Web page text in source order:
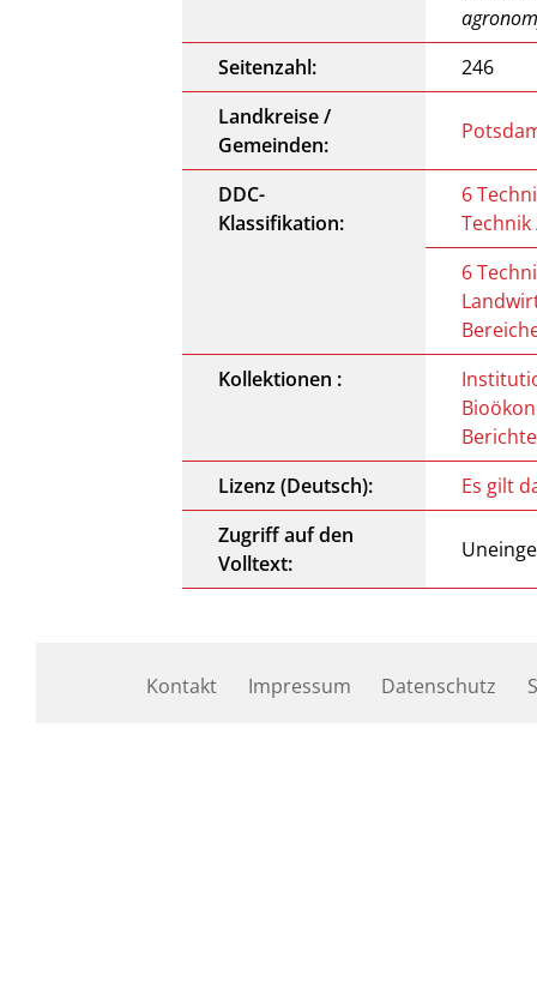
Seitenzahl:
246
Landkreise /
Gemeinden:
DDC-
Klassifikation:
6
Technik
6
Kollektionen :
Berichte
Lizenz (Deutsch):
Es gilt
Zugriff auf den
Volltext:
Kontakt Impressum Datenschutz